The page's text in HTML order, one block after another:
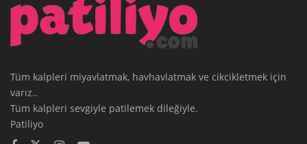
Tüm kalpleri miyavlatmak, havhavlatmak ve cikcikletmek için
varız..
Tüm kalpleri sevgiyle patilemek dileğiyle.
Patiliyo